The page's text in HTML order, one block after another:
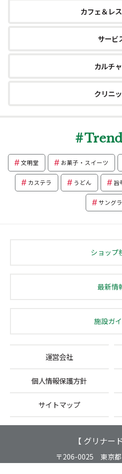
カフェ＆レ
サービ
カルチ
クリニ
文明堂 お菓子・スイーツ
カステラ うどん 旨
サング
ショップ
最新情
施設ガ
運営会社
個人情報保護方針
サイトマップ
【 グリナー
〒206-0025 東京